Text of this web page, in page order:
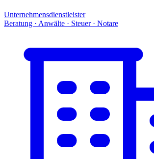
Unternehmensdienstleister
Beratung · Anwälte · Steuer · Notare